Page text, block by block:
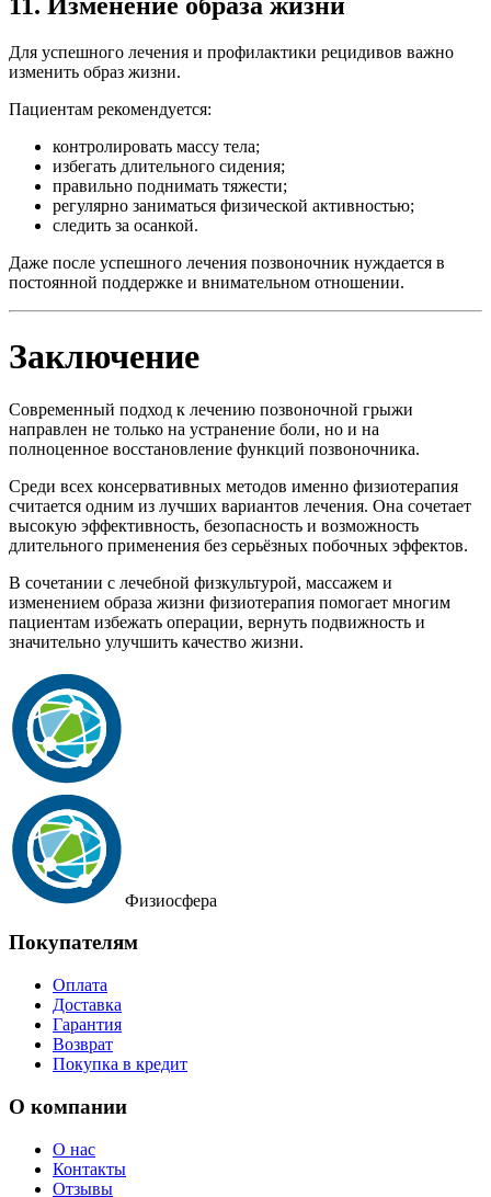
11. Изменение образа жизни
Для успешного лечения и профилактики рецидивов важно
изменить образ жизни.
Пациентам рекомендуется:
контролировать массу тела;
избегать длительного сидения;
правильно поднимать тяжести;
регулярно заниматься физической активностью;
следить за осанкой.
Даже после успешного лечения позвоночник нуждается в
постоянной поддержке и внимательном отношении.
Заключение
Современный подход к лечению позвоночной грыжи
направлен не только на устранение боли, но и на
полноценное восстановление функций позвоночника.
Среди всех консервативных методов именно физиотерапия
считается одним из лучших вариантов лечения. Она сочетает
высокую эффективность, безопасность и возможность
длительного применения без серьёзных побочных эффектов.
В сочетании с лечебной физкультурой, массажем и
изменением образа жизни физиотерапия помогает многим
пациентам избежать операции, вернуть подвижность и
значительно улучшить качество жизни.
Физиосфера
Покупателям
Оплата
Доставка
Гарантия
Возврат
Покупка в кредит
О компании
О нас
Контакты
Отзывы